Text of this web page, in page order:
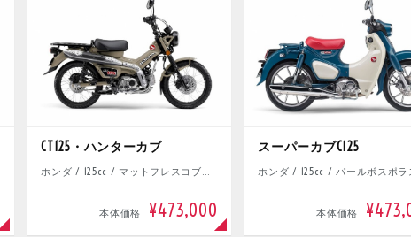
CT125・ハンターカブ
ホンダ / 125cc / マットフレスコブラウン
本体価格 ¥473,000
スーパーカブC125
本体価格